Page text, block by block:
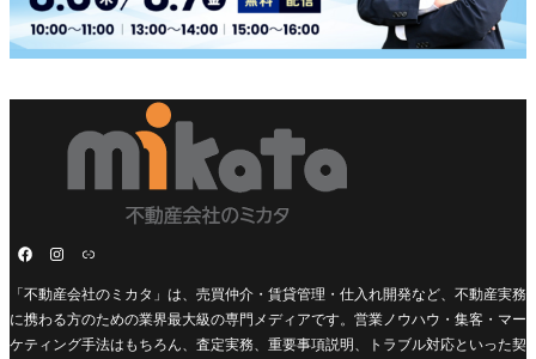
「不動産会社のミカタ」は、売買仲介・賃貸管理・仕入れ開発など、不動産実務
に携わる方のための業界最大級の専門メディアです。営業ノウハウ・集客・マー
ケティング手法はもちろん、査定実務、重要事項説明、トラブル対応といった契